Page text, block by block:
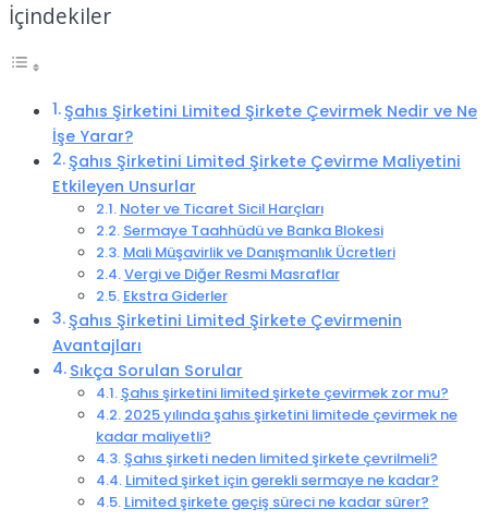
İçindekiler
Şahıs Şirketini Limited Şirkete Çevirmek Nedir ve Ne
İşe Yarar?
Şahıs Şirketini Limited Şirkete Çevirme Maliyetini
Etkileyen Unsurlar
Noter ve Ticaret Sicil Harçları
Sermaye Taahhüdü ve Banka Blokesi
Mali Müşavirlik ve Danışmanlık Ücretleri
Vergi ve Diğer Resmi Masraflar
Ekstra Giderler
Şahıs Şirketini Limited Şirkete Çevirmenin
Avantajları
Sıkça Sorulan Sorular
Şahıs şirketini limited şirkete çevirmek zor mu?
2025 yılında şahıs şirketini limitede çevirmek ne
kadar maliyetli?
Şahıs şirketi neden limited şirkete çevrilmeli?
Limited şirket için gerekli sermaye ne kadar?
Limited şirkete geçiş süreci ne kadar sürer?